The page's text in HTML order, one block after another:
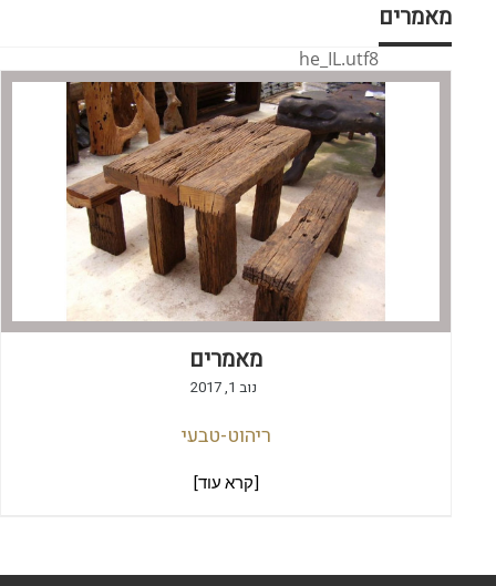
מאמרים
he_IL.utf8
מאמרים
נוב 1, 2017
ריהוט-טבעי
[קרא עוד]